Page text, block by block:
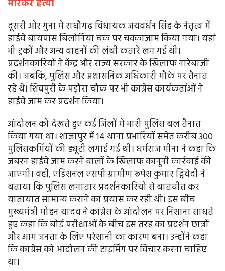
मारकर हत्या
दूसरी ओर गुना में राघौगढ़ विधायक जयवर्धन सिंह के नेतृत्व में
हाईवे बायपास बिलोनिया चक पर चक्काजाम किया गया। यहां
भी ट्रकों और अन्य वाहनों की लंबी कतारें लग गई थी।
प्रदर्शनकारियों ने केंद्र और राज्य सरकार के खिलाफ नारेबाजी
की। जबकि, पुलिस और प्रशासनिक अधिकारी मौके पर तैनात
रहे थे। शिवपुरी के पड़ौरा चौक पर भी कांग्रेस कार्यकर्ताओं ने
हाईवे जाम कर प्रदर्शन किया।
आंदोलन को देखते हुए कई जिलों में भारी पुलिस बल तैनात
किया गया था। शाजापुर में 14 थाना प्रभारियों समेत करीब 300
पुलिसकर्मियों की ड्यूटी लगाई गई थी। धर्मराज मीना ने कहा कि
जबरन हाईवे जाम करने वालों के खिलाफ कानूनी कार्रवाई की
जाएगी। वहीं, एडिशनल एसपी ग्रामीण रूपेश कुमार द्विवेदी ने
बताया कि पुलिस लगातार प्रदर्शनकारियों से बातचीत कर
यातायात सामान्य कराने का प्रयास कर रही थी। इस बीच
मुख्यमंत्री मोहन यादव ने कांग्रेस के आंदोलन पर निशाना साधते
हुए कहा कि बोर्ड परीक्षाओं के बीच इस तरह का प्रदर्शन छात्रों
और आम जनता के लिए परेशानी का कारण बना। उन्होंने कहा
कि कांग्रेस को आंदोलन की टाइमिंग पर विचार करना चाहिए
था।